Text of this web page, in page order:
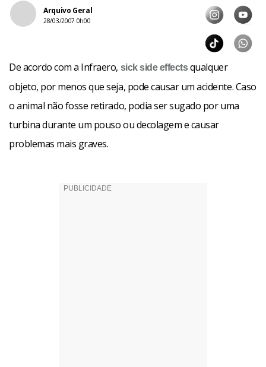
Arquivo Geral
28/03/2007 0h00
De acordo com a Infraero, sick side effectsqualquer
objeto, por menos que seja, pode causar um acidente. Caso
o animal não fosse retirado, podia ser sugado por uma
turbina durante um pouso ou decolagem e causar
problemas mais graves.